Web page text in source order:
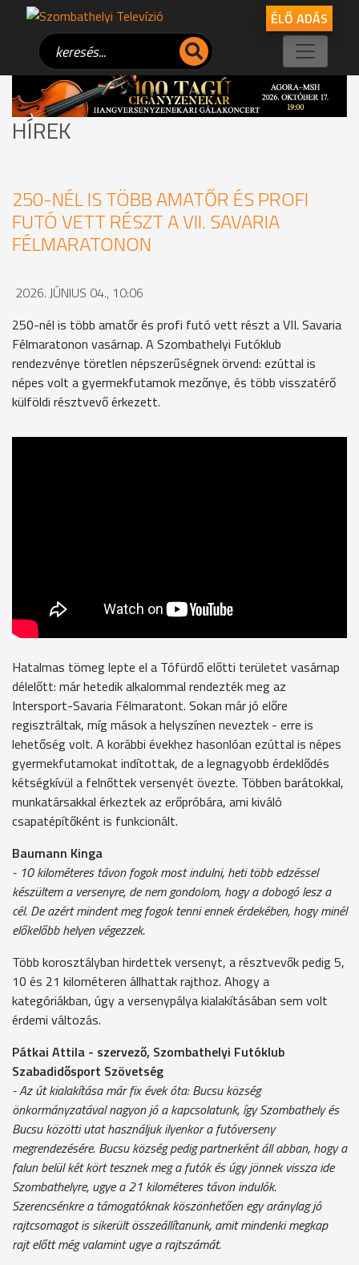
ÉLŐ ADÁS
HÍREK
250-NÉL IS TÖBB AMATŐR ÉS PROFI
FUTÓ VETT RÉSZT A VII. SAVARIA
FÉLMARATONON
2026. JÚNIUS 04., 10:06
250-nél is több amatőr és profi futó vett részt a VII. Savaria
Félmaratonon vasárnap. A Szombathelyi Futóklub
rendezvénye töretlen népszerűségnek örvend: ezúttal is
népes volt a gyermekfutamok mezőnye, és több visszatérő
külföldi résztvevő érkezett.
Hatalmas tömeg lepte el a Tófürdő előtti területet vasárnap
délelőtt: már hetedik alkalommal rendezték meg az
Intersport-Savaria Félmaratont. Sokan már jó előre
regisztráltak, míg mások a helyszínen neveztek - erre is
lehetőség volt. A korábbi évekhez hasonlóan ezúttal is népes
gyermekfutamokat indítottak, de a legnagyobb érdeklődés
kétségkívül a felnőttek versenyét övezte. Többen barátokkal,
munkatársakkal érkeztek az erőpróbára, ami kiváló
csapatépítőként is funkcionált.
Baumann Kinga
- 10 kilométeres távon fogok most indulni, heti több edzéssel
készültem a versenyre, de nem gondolom, hogy a dobogó lesz a
cél. De azért mindent meg fogok tenni ennek érdekében, hogy minél
előkelőbb helyen végezzek.
Több korosztályban hirdettek versenyt, a résztvevők pedig 5,
10 és 21 kilométeren állhattak rajthoz. Ahogy a
kategóriákban, úgy a versenypálya kialakításában sem volt
érdemi változás.
Pátkai Attila - szervező, Szombathelyi Futóklub
Szabadidősport Szövetség
- Az út kialakítása már fix évek óta: Bucsu község
önkormányzatával nagyon jó a kapcsolatunk, így Szombathely és
Bucsu közötti utat használjuk ilyenkor a futóverseny
megrendezésére. Bucsu község pedig partnerként áll abban, hogy a
falun belül két kört tesznek meg a futók és úgy jönnek vissza ide
Szombathelyre, ugye a 21 kilométeres távon indulók.
Szerencsénkre a támogatóknak köszönhetően egy aránylag jó
rajtcsomagot is sikerült összeállítanunk, amit mindenki megkap
rajt előtt még valamint ugye a rajtszámát.